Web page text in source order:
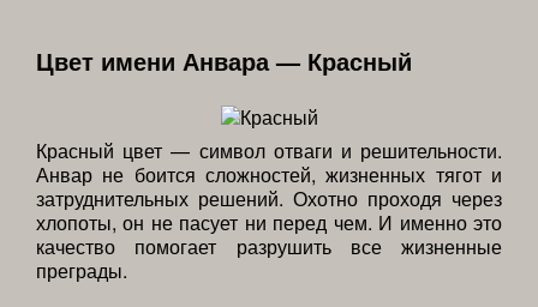
Цвет имени Анвара — Красный
Красный цвет — символ отваги и решительности.
Анвар не боится сложностей, жизненных тягот и
затруднительных решений. Охотно проходя через
хлопоты, он не пасует ни перед чем. И именно это
качество помогает разрушить все жизненные
преграды.